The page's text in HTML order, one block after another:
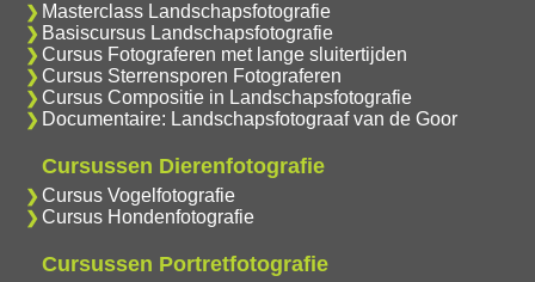
Masterclass Landschapsfotografie
Basiscursus Landschapsfotografie
Cursus Fotograferen met lange sluitertijden
Cursus Sterrensporen Fotograferen
Cursus Compositie in Landschapsfotografie
Documentaire: Landschapsfotograaf van de Goor
Cursussen Dierenfotografie
Cursus Vogelfotografie
Cursus Hondenfotografie
Cursussen Portretfotografie